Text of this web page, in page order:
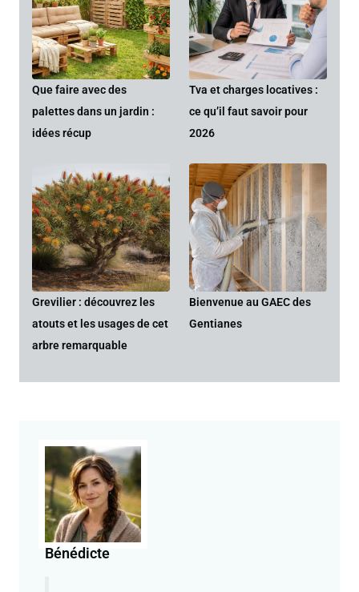
Que faire avec des
palettes dans un jardin :
idées récup
Tva et charges locatives :
ce qu’il faut savoir pour
2026
Grevilier : découvrez les
atouts et les usages de cet
arbre remarquable
Bienvenue au GAEC des
Gentianes
Bénédicte